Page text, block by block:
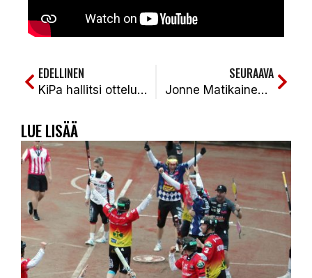
EDELLINEN
KiPa hallitsi ottelua, mutta KeKi väänsi lopulta voiton toisessa kotiutuskilpailussa. KeKi-KiPa 2-1k (3-5, 3-2, 5-4)
SEURAAVA
Jonne Matikainen lukkaroi kun KiPa oli Jymyn vieraana Kajaanin Liikuntapuistossa. SoJy-KiPa 2-0 (4-3,3-0)
LUE LISÄÄ